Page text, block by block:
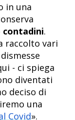
in una
contadini.
raccolto vari
- ci spiega
diventati
deciso di
una
Covid».